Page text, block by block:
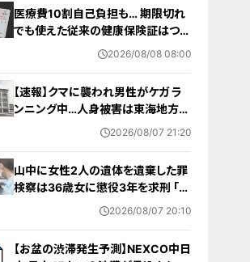
医療費10割自己負担も… 期限切れ
でも使えた従来の健康保険証はつい
に終了 8月以降起こりうるマイナ保
2026/08/08 08:00
【速報】クマに襲われ男性がケガ ラ
ンニング中…人身被害は東海地方で
今シーズン初めて 岐阜県高山市
2026/08/07 21:20
山中に女性2人の遺体を遺棄した罪
検察は36歳女に懲役3年を求刑 ｢遺
棄時に近くに居続けたこと自体が重
2026/08/07 20:10
【お盆の渋滞発生予測】NEXCO中日